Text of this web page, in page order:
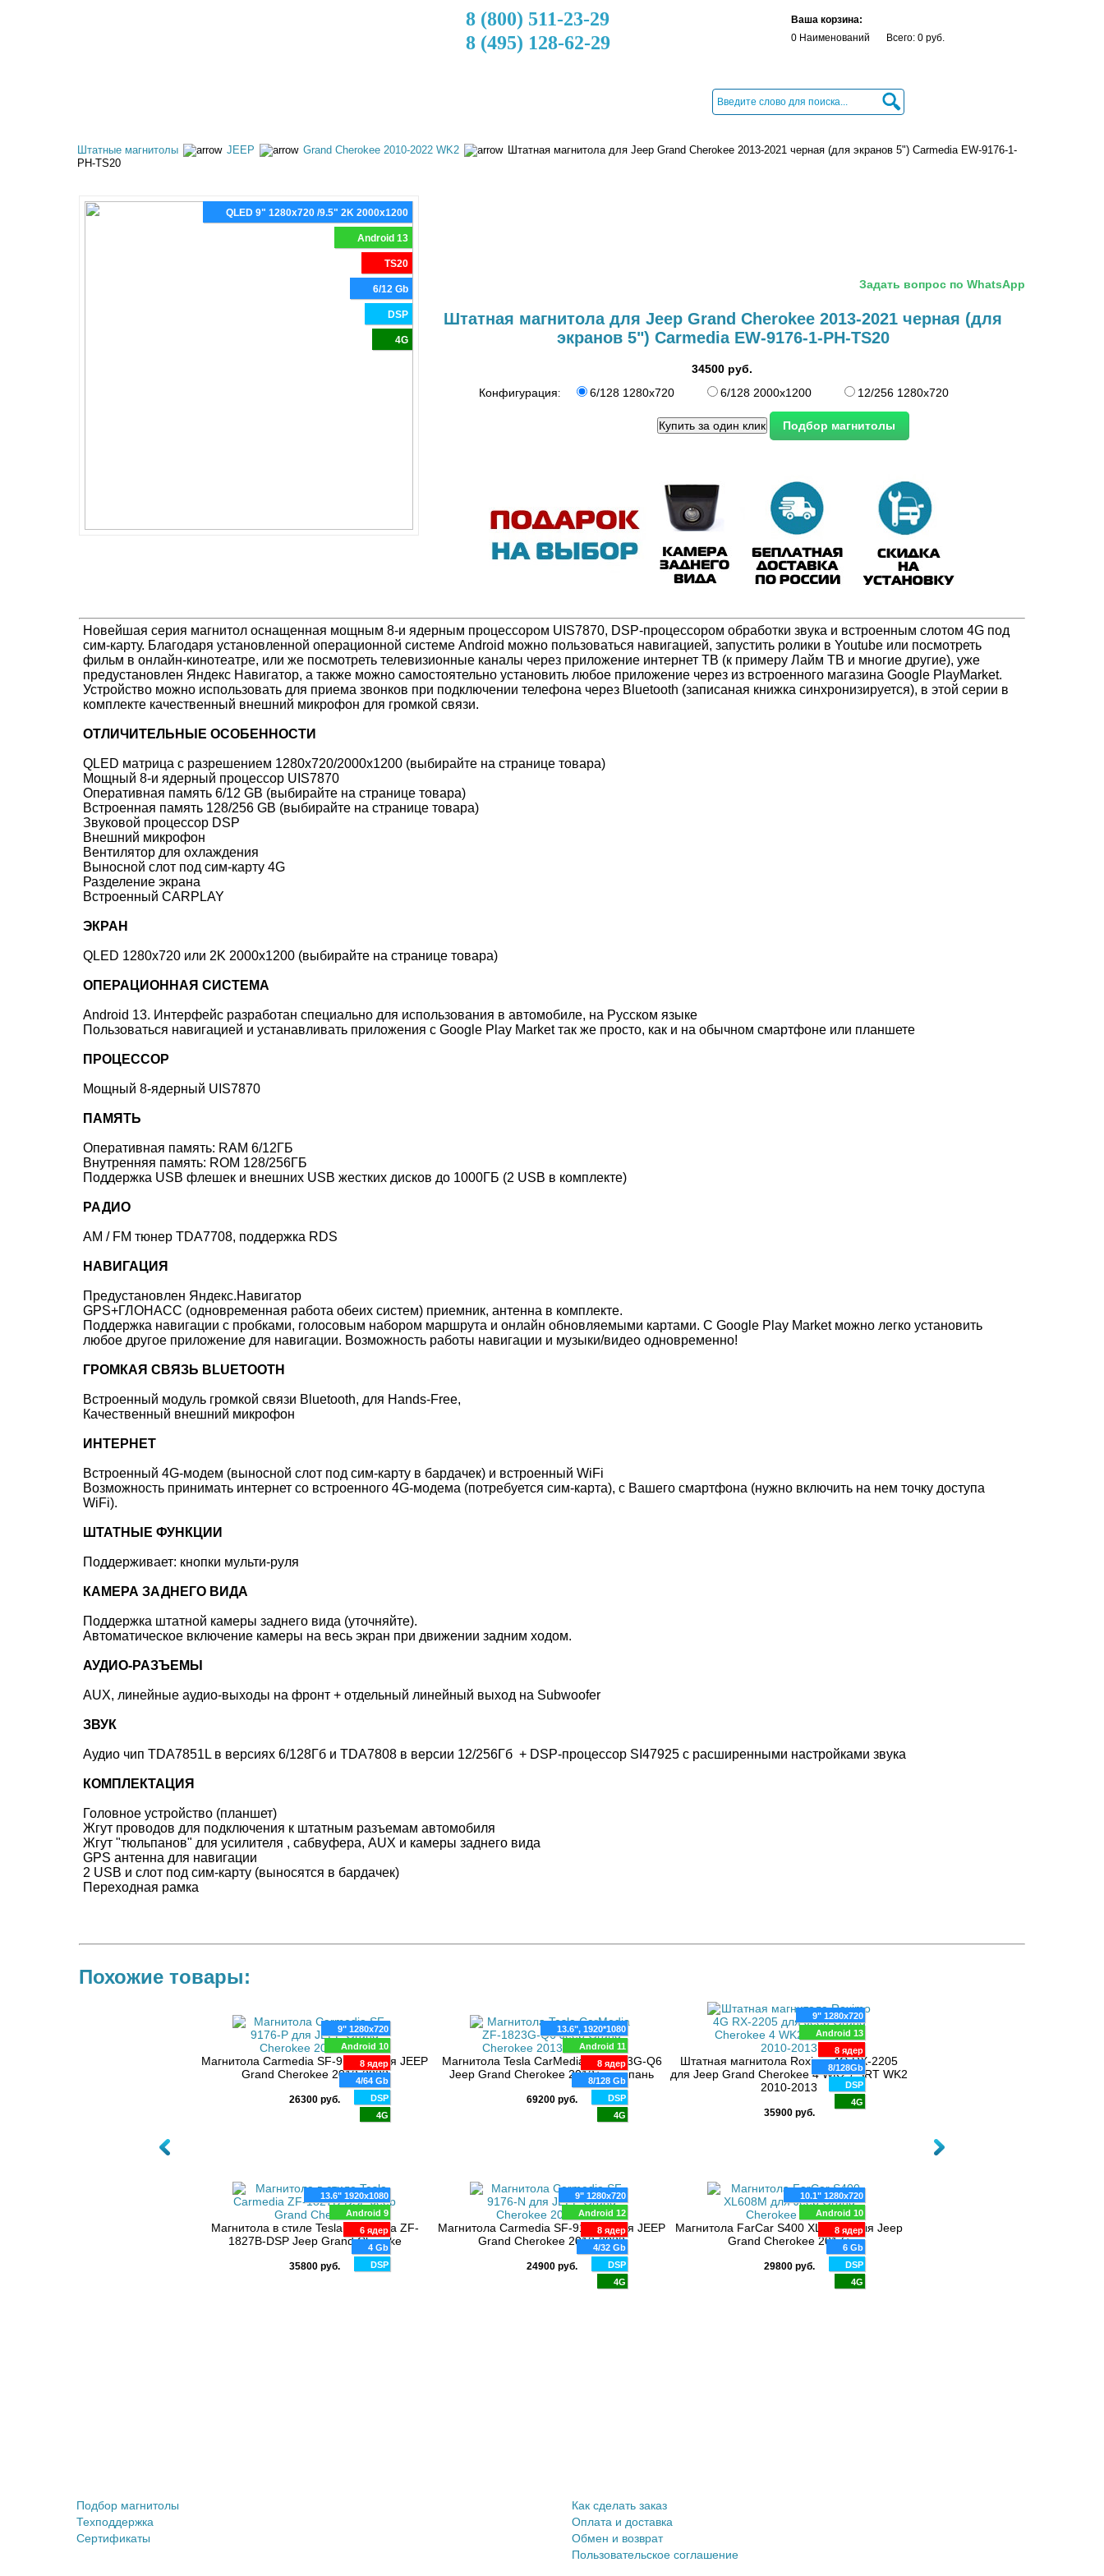
8 (800) 511-23-29
8 (495) 128-62-29
Ваша корзина:
0 Наименований
Всего: 0 руб.
Штатные магнитолы JEEP Grand Cherokee 2010-2022 WK2
Штатная магнитола для Jeep Grand Cherokee 2013-2021 черная (для экранов 5") Carmedia EW-9176-1-
PH-TS20
QLED 9" 1280x720 /9.5" 2K 2000x1200
Android 13
TS20
6/12 Gb
DSP
4G
Задать вопрос по WhatsApp
Штатная магнитола для Jeep Grand Cherokee 2013-2021 черная (для
экранов 5") Carmedia EW-9176-1-PH-TS20
34500 руб.
Конфигурация: 6/128 1280x720 6/128 2000x1200 12/256 1280x720
Новейшая серия магнитол оснащенная мощным 8-и ядерным процессором UIS7870, DSP-процессором обработки звука и встроенным слотом 4G под
сим-карту. Благодаря установленной операционной системе Android можно пользоваться навигацией, запустить ролики в Youtube или посмотреть
фильм в онлайн-кинотеатре, или же посмотреть телевизионные каналы через приложение интернет ТВ (к примеру Лайм ТВ и многие другие), уже
предустановлен Яндекс Навигатор, а также можно самостоятельно установить любое приложение через из встроенного магазина Google PlayMarket.
Устройство можно использовать для приема звонков при подключении телефона через Bluetooth (записаная книжка синхронизируется), в этой серии в
комплекте качественный внешний микрофон для громкой связи.
ОТЛИЧИТЕЛЬНЫЕ ОСОБЕННОСТИ
QLED матрица с разрешением 1280x720/2000x1200 (выбирайте на странице товара)
Мощный 8-и ядерный процессор UIS7870
Оперативная память 6/12 GB (выбирайте на странице товара)
Встроенная память 128/256 GB (выбирайте на странице товара)
Звуковой процессор DSP
Внешний микрофон
Вентилятор для охлаждения
Выносной слот под сим-карту 4G
Разделение экрана
Встроенный CARPLAY
ЭКРАН
QLED 1280x720 или 2K 2000x1200 (выбирайте на странице товара)
ОПЕРАЦИОННАЯ СИСТЕМА
Android 13. Интерфейс разработан специально для использования в автомобиле, на Русском языке
Пользоваться навигацией и устанавливать приложения с Google Play Market так же просто, как и на обычном смартфоне или планшете
ПРОЦЕССОР
Мощный 8-ядерный UIS7870
ПАМЯТЬ
Оперативная память: RAM 6/12ГБ
Внутренняя память: ROM 128/256ГБ
Поддержка USB флешек и внешних USB жестких дисков до 1000ГБ (2 USB в комплекте)
РАДИО
AM / FM тюнер TDA7708, поддержка RDS
НАВИГАЦИЯ
Предустановлен Яндекс.Навигатор
GPS+ГЛОНАСС (одновременная работа обеих систем) приемник, антенна в комплекте.
Поддержка навигации с пробками, голосовым набором маршрута и онлайн обновляемыми картами. С Google Play Market можно легко установить
любое другое приложение для навигации. Возможность работы навигации и музыки/видео одновременно!
ГРОМКАЯ СВЯЗЬ BLUETOOTH
Встроенный модуль громкой связи Bluetooth, для Hands-Free,
Качественный внешний микрофон
ИНТЕРНЕТ
Встроенный 4G-модем (выносной слот под сим-карту в бардачек) и встроенный WiFi
Возможность принимать интернет со встроенного 4G-модема (потребуется сим-карта), с Вашего смартфона (нужно включить на нем точку доступа
WiFi).
ШТАТНЫЕ ФУНКЦИИ
Поддерживает: кнопки мульти-руля
КАМЕРА ЗАДНЕГО ВИДА
Поддержка штатной камеры заднего вида (уточняйте).
Автоматическое включение камеры на весь экран при движении задним ходом.
АУДИО-РАЗЪЕМЫ
AUX, линейные аудио-выходы на фронт + отдельный линейный выход на Subwoofer
ЗВУК
Аудио чип TDA7851L в версиях 6/128Гб и TDA7808 в версии 12/256Гб + DSP-процессор SI47925 с расширенными настройками звука
КОМПЛЕКТАЦИЯ
Головное устройство (планшет)
Жгут проводов для подключения к штатным разъемам автомобиля
Жгут "тюльпанов" для усилителя , сабвуфера, AUX и камеры заднего вида
GPS антенна для навигации
2 USB и слот под сим-карту (выносятся в бардачек)
Переходная рамка
Похожие товары:
9" 1280x720
Android 10
8 ядер
4/64 Gb
DSP
4G
Магнитола Carmedia SF-9176-P для JEEP
Grand Cherokee 2013-2022
26300 руб.
13.6", 1920*1080
Android 11
8 ядер
8/128 Gb
DSP
4G
Магнитола Tesla CarMedia ZF-1823G-Q6
Jeep Grand Cherokee 2013+ шампань
69200 руб.
9" 1280x720
Android 13
8 ядер
8/128Gb
DSP
4G
Штатная магнитола Roximo 4G RX-2205
для Jeep Grand Cherokee 4 WK2 / SRT WK2
2010-2013
35900 руб.
13.6" 1920x1080
Android 9
6 ядер
4 Gb
DSP
Магнитола в стиле Tesla Carmedia ZF-
1827B-DSP Jeep Grand Cheroke
35800 руб.
9" 1280x720
Android 12
8 ядер
4/32 Gb
DSP
4G
Магнитола Carmedia SF-9176-N для JEEP
Grand Cherokee 2013-2022
24900 руб.
10.1" 1280x720
Android 10
8 ядер
6 Gb
DSP
4G
Магнитола FarCar S400 XL608M для Jeep
Grand Cherokee 2017+
29800 руб.
Подбор магнитолы
Техподдержка
Сертификаты
Как сделать заказ
Оплата и доставка
Обмен и возврат
Пользовательское соглашение